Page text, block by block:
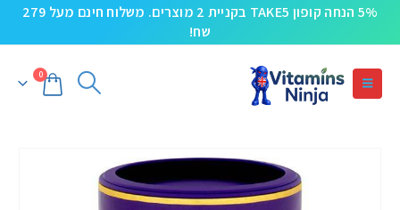
5% הנחה קופון TAKE5 בקניית 2 מוצרים. משלוח חינם מעל 279
שח!
0